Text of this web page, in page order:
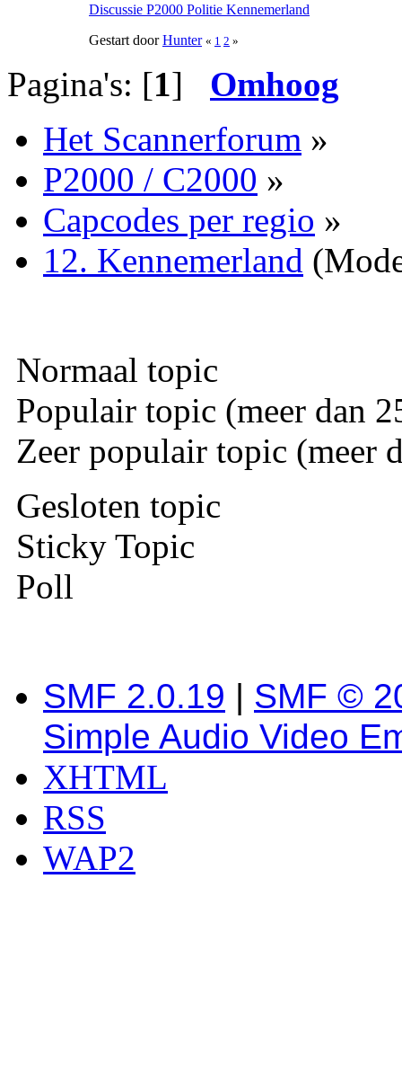
Discussie P2000 Politie Kennemerland
Gestart doorHunter « 1 2 »
Pagina's: [1] Omhoog
Het Scannerforum »
P2000 / C2000 »
Capcodes per regio »
12. Kennemerland
Normaal topic
Populair topic (meer dan
Zeer populair topic (meer
Gesloten topic
Sticky Topic
Poll
SMF 2.0.19 | SMF ©
Simple Audio Video
XHTML
RSS
WAP2